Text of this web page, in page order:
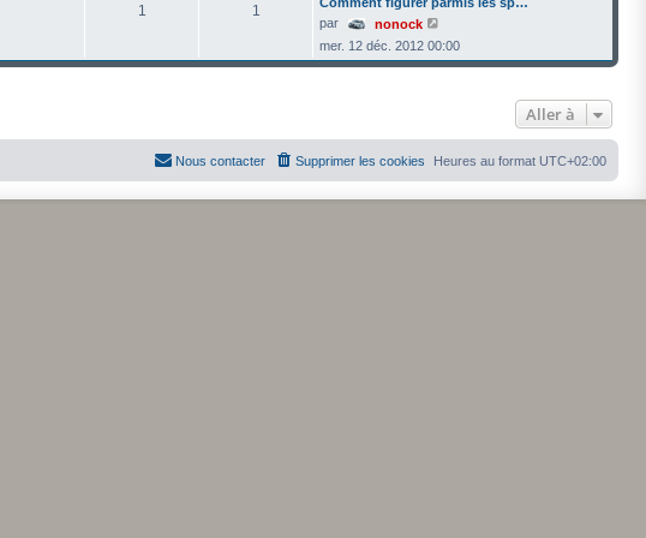
1 1
par
nonock
i
r
r
i
e
mer. 12 déc. 2012 00:00
Aller à
Heures au format UTC+02:00
Supprimer les cookies
Nous contacter